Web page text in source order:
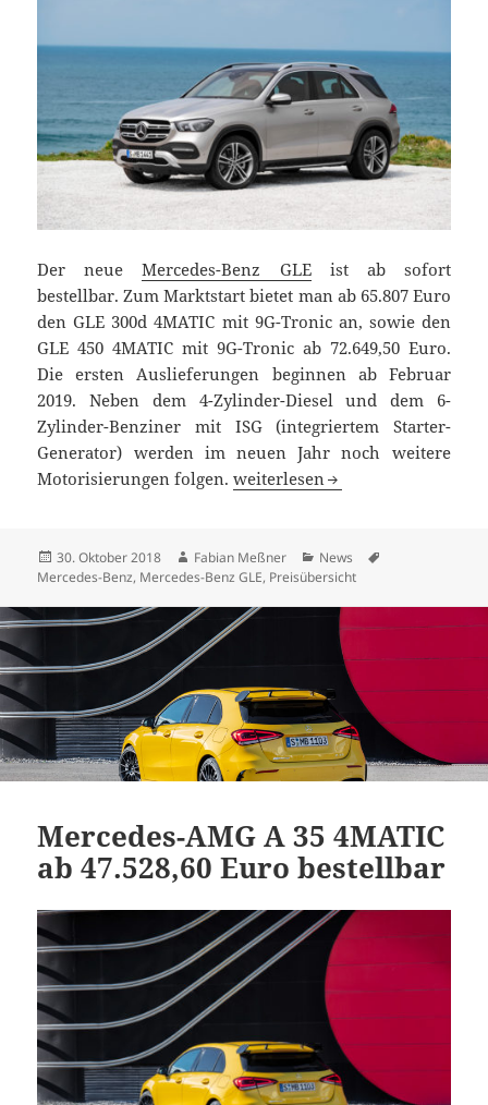
Der neueMercedes-Benz GLEist ab sofort
bestellbar. Zum Marktstart bietet man ab 65.807 Euro
den GLE 300d 4MATIC mit 9G-Tronic an, sowie den
GLE 450 4MATIC mit 9G-Tronic ab 72.649,50 Euro.
Die ersten Auslieferungen beginnen ab Februar
2019. Neben dem 4-Zylinder-Diesel und dem 6-
Zylinder-Benziner mit ISG (integriertem Starter-
Generator) werden im neuen Jahr noch weitere
Motorisierungen folgen.Mercedes-Benz GLE ab 65.807
weiterlesen
Veröffentlicht
am
30. Oktober 2018 Autor
Fabian Meßner Kategorien
News
Mercedes-Benz, Mercedes-Benz GLE, Preisübersicht
Mercedes-AMG A 35 4MATIC
ab 47.528,60 Euro bestellbar